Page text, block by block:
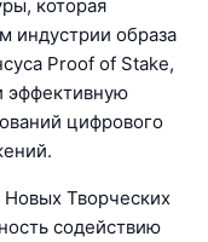
которая
индустрии образа
Proof of Stake,
эффективную
цифрового
Творческих
содействию